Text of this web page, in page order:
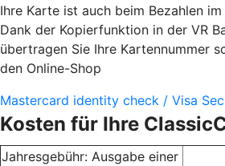
Ihre Karte ist auch beim Bezahlen
Dank der Kopierfunktion in der VR
übertragen Sie Ihre Kartennummer
den Online-Shop
Mastercard identity check / Visa
Kosten für Ihre
Jahresgebühr: Ausgabe einer